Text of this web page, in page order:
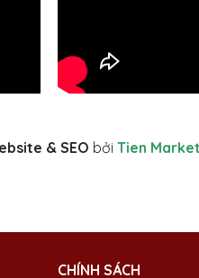
& SEO bởi Tien
CHÍNH SÁCH